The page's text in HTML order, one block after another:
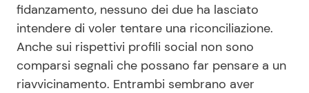
fidanzamento, nessuno dei due ha lasciato
intendere di voler tentare una riconciliazione.
Anche sui rispettivi profili social non sono
comparsi segnali che possano far pensare a un
riavvicinamento. Entrambi sembrano aver